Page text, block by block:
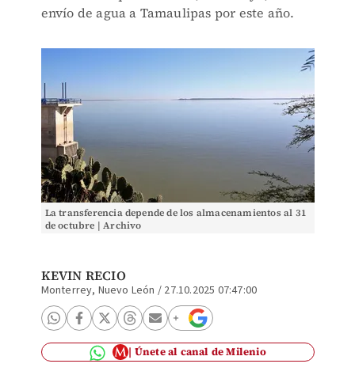
envío de agua a Tamaulipas por este año.
La transferencia depende de los almacenamientos al 31
de octubre | Archivo
KEVIN RECIO
Monterrey, Nuevo León / 27.10.2025 07:47:00
Únete al canal de Milenio